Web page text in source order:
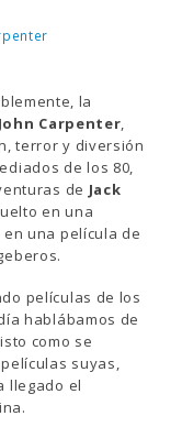
la
John Carpenter,
terror y diversión
de los 80,
de Jack
en una
una película de
películas de los
hablábamos de
como se
suyas,
llegado el